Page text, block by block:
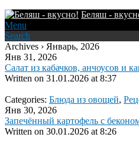
Беляш -
Menu
Search
Archives › Январь, 2026
Янв 31, 2026
Салат из кабачков, анчоусов и
Written on 31.01.2026 at 8:37
Categories: Блюда из овощей,
Янв 30, 2026
Запечённый картофель с
Written on 30.01.2026 at 8:26